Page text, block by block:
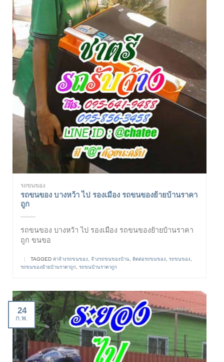
รถขนของ
รถขนของ บางหว้า ไป รองเมือง รถขนของย้ายบ้านราคา
ถูก
รถขนของ บางหว้า ไป รองเมือง รถขนของย้ายบ้านราคา
ถูก ขนขอ
| TAGGED ค่าจ้างรถขนของ จ้างรถขนของบ้าน ติดต่อรถขนของ รถขนของ
รถขนของย้ายบ้านราคาถูก
รถขนบ้านราคาถูก
24
ก.พ.